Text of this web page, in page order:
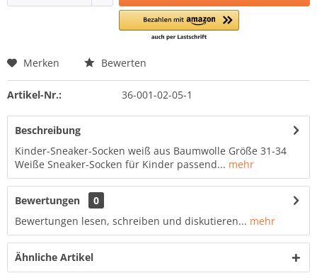
Merken Bewerten
Artikel-Nr.: 36-001-02-05-1
Beschreibung
Kinder-Sneaker-Socken weiß aus Baumwolle Größe 31-34
Weiße Sneaker-Socken für Kinder passend... mehr
Bewertungen
0
Bewertungen lesen, schreiben und diskutieren... mehr
Ähnliche Artikel